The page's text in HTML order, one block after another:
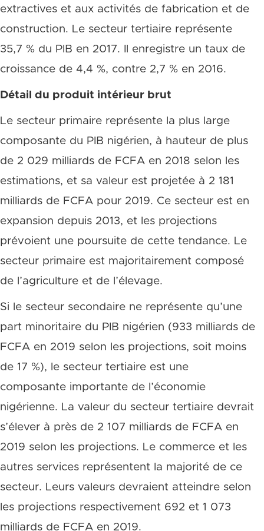
extractives et aux activités de fabrication et de
construction. Le secteur tertiaire représente
35,7 % du PIB en 2017. Il enregistre un taux de
croissance de 4,4 %, contre 2,7 % en 2016.
Détail du produit intérieur brut
Le secteur primaire représente la plus large
composante du PIB nigérien, à hauteur de plus
de 2 029 milliards de FCFA en 2018 selon les
estimations, et sa valeur est projetée à 2 181
milliards de FCFA pour 2019. Ce secteur est en
expansion depuis 2013, et les projections
prévoient une poursuite de cette tendance. Le
secteur primaire est majoritairement composé
de l’agriculture et de l’élevage.
Si le secteur secondaire ne représente qu’une
part minoritaire du PIB nigérien (933 milliards de
FCFA en 2019 selon les projections, soit moins
de 17 %), le secteur tertiaire est une
composante importante de l’économie
nigérienne. La valeur du secteur tertiaire devrait
s’élever à près de 2 107 milliards de FCFA en
2019 selon les projections. Le commerce et les
autres services représentent la majorité de ce
secteur. Leurs valeurs devraient atteindre selon
les projections respectivement 692 et 1 073
milliards de FCFA en 2019.